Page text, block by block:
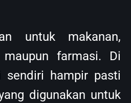
untuk makanan,
farmasi. Di
sendiri hampir pasti
digunakan untuk